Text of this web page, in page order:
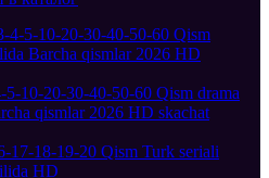
10-20-30-40-50-60 Qism drama
qismlar 2026 HD skachat